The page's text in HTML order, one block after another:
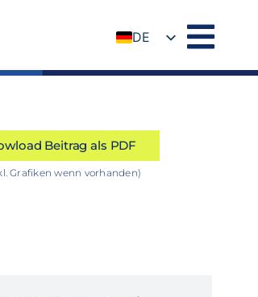
DE
Beitrag als PDF
Grafiken wenn vorhanden)